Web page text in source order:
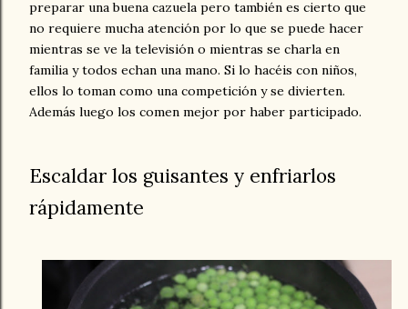
preparar una buena cazuela pero también es cierto que
no requiere mucha atención por lo que se puede hacer
mientras se ve la televisión o mientras se charla en
familia y todos echan una mano. Si lo hacéis con niños,
ellos lo toman como una competición y se divierten.
Además luego los comen mejor por haber participado.
Escaldar los guisantes y enfriarlos
rápidamente